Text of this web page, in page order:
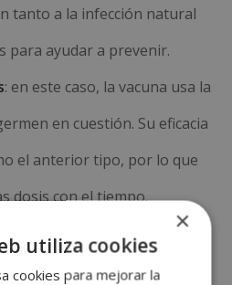
tanto a la infección natural
para ayudar a prevenir.
: en este caso, la vacuna usa la
en cuestión. Su eficacia
el anterior tipo, por lo que
dosis con el tiempo.
se emplea una toxina que
germen. Estas vacunas
×
utiliza cookies
cookies para mejorar la